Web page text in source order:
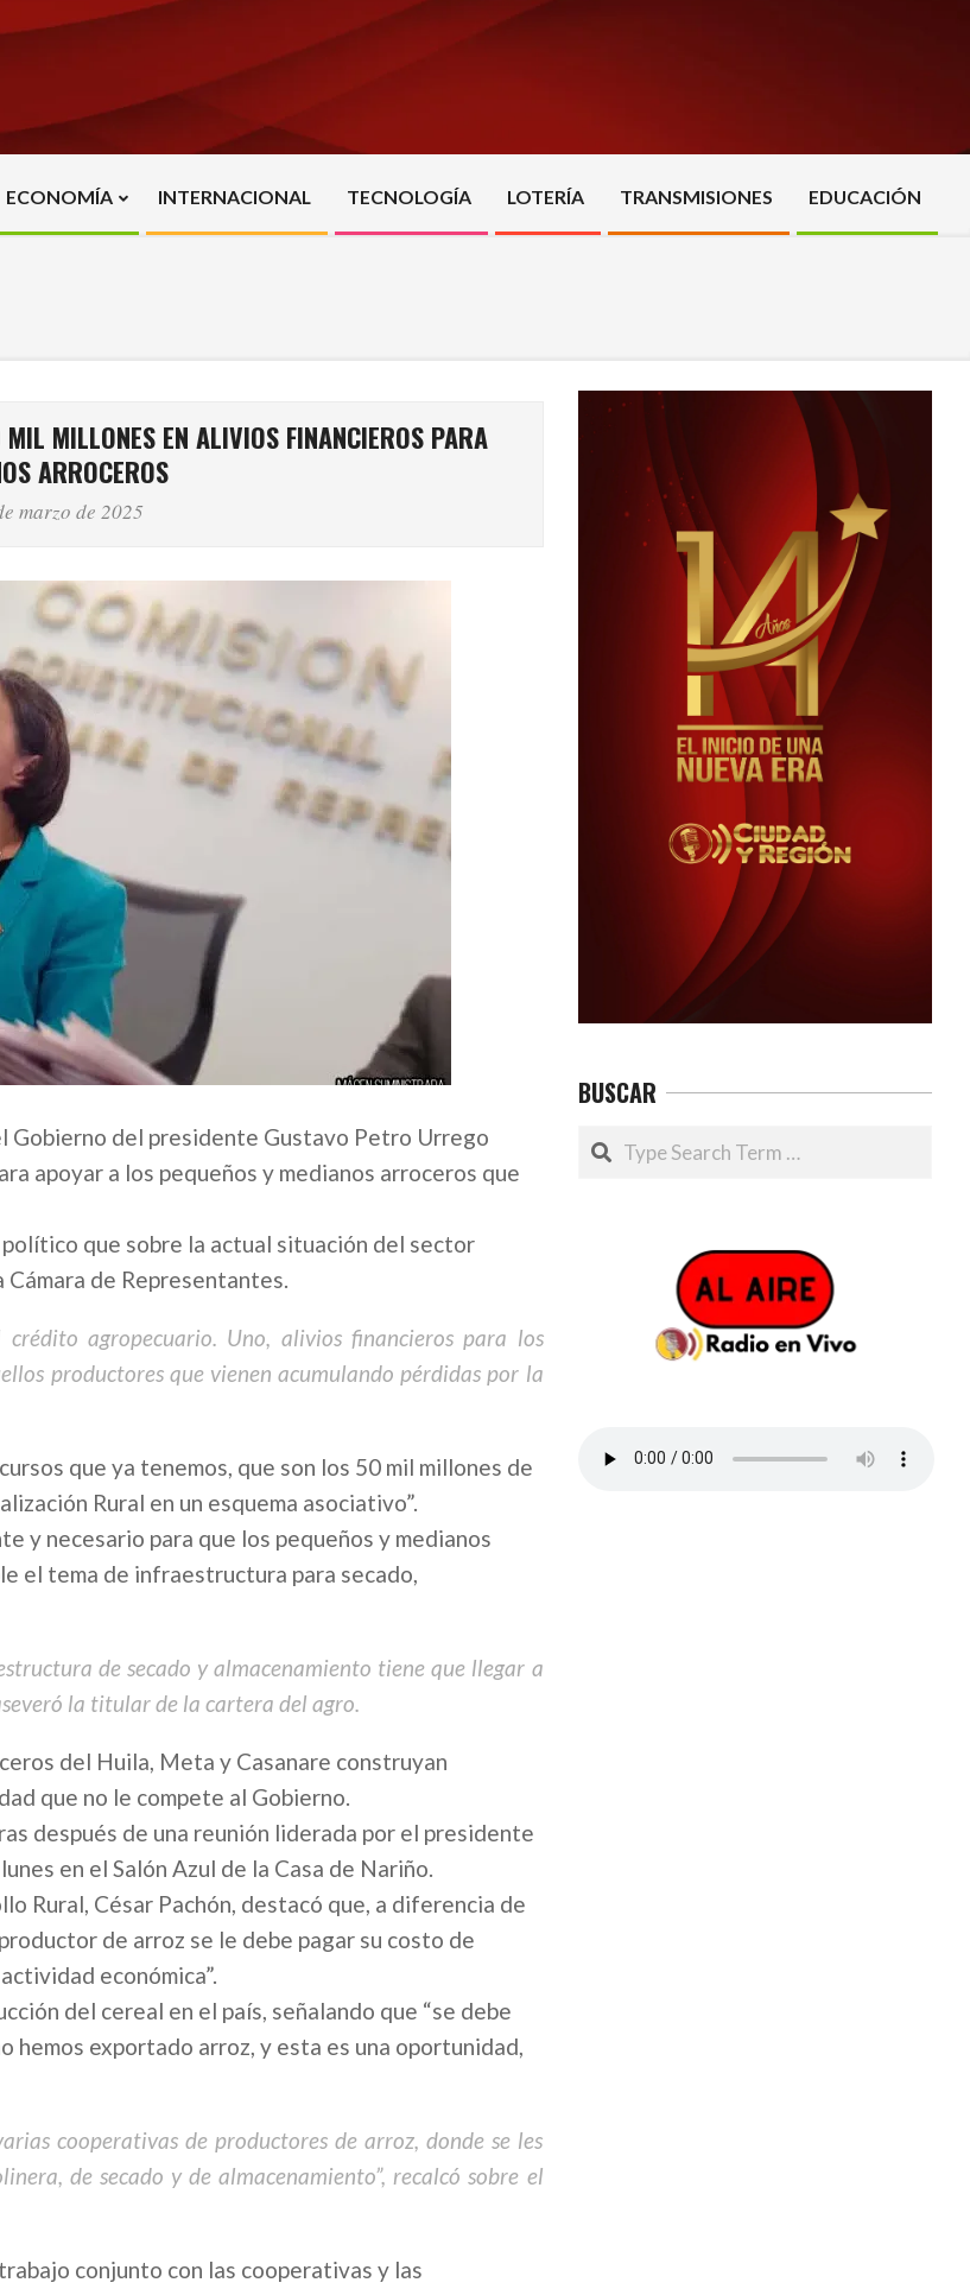
Primary
Navigation
ECONOMÍA INTERNACIONAL TECNOLOGÍA LOTERÍA TRANSMISIONES EDUCACIÓN
MILLONES EN ALIVIOS FINANCIEROS PARA
ARROCEROS
marzo de 2025
Gobierno del presidente Gustavo Petro Urrego
apoyar a los pequeños y medianos arroceros que
que sobre la actual situación del sector
de Representantes.
agropecuario. Uno, alivios financieros para los
productores que vienen acumulando pérdidas por la
que ya tenemos, que son los 50 mil millones de
Rural en un esquema asociativo”.
y necesario para que los pequeños y medianos
el tema de infraestructura para secado,
de secado y almacenamiento tiene que llegar a
la titular de la cartera del agro.
del Huila, Meta y Casanare construyan
que no le compete al Gobierno.
después de una reunión liderada por el presidente
en el Salón Azul de la Casa de Nariño.
Rural, César Pachón, destacó que, a diferencia de
de arroz se le debe pagar su costo de
económica”.
del cereal en el país, señalando que “se debe
hemos exportado arroz, y esta es una oportunidad,
cooperativas de productores de arroz, donde se les
de secado y de almacenamiento”, recalcó sobre el
conjunto con las cooperativas y las
BUSCAR
Search